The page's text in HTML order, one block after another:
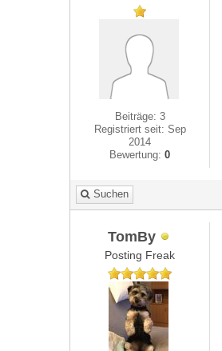
Beiträge: 3
Registriert seit: Sep
2014
Bewertung:0
Suchen
TomBy
Posting Freak